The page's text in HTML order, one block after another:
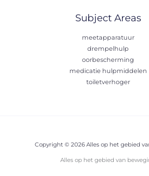
Subject Areas
meetapparatuur
drempelhulp
oorbescherming
medicatie hulpmiddelen
toiletverhoger
Copyright © 2026 Alles op het gebied
Alles op het gebied van